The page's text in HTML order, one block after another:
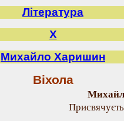
Література
Х
Михайло Харишин
Віхола